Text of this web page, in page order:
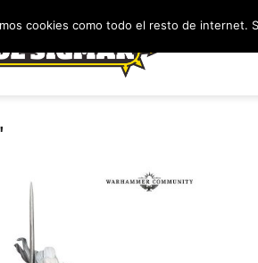
cookies como todo el resto de internet.